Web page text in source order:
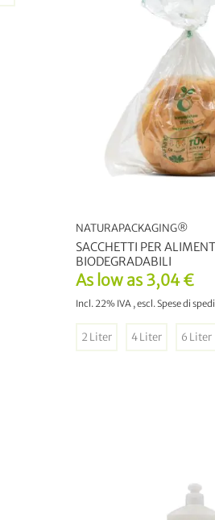
As low as 3,04 €
Incl. 22% IVA ,escl.Spese di
2 Liter 4 Liter 6 Liter
NATURAPACKAGING®
SACCHETTI PER
BIODEGRADABILI